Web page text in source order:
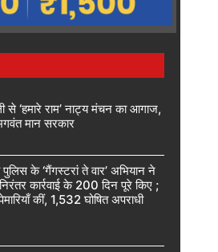
‘हमारे राम’ नाट्य मंचन का आगाज,
मान सरकार
के ‘गैंगस्टरां ते वार’ अभियान ने
कार्रवाई के 200 दिन पूरे किए ;
कीं, 1,532 घोषित अपराधी